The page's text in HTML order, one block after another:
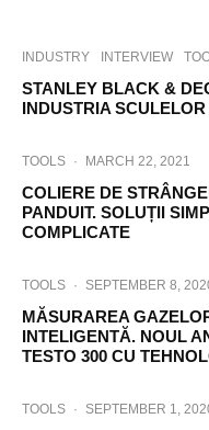
INDUSTRY INTERVIEW
STANLEY BLACK &
INDUSTRIA
TOOLS · MARCH 22, 2021
COLIERE DE
PANDUIT. SOLUȚII
COMPLICATE
TOOLS · SEPTEMBER 8,
MĂSURAREA
INTELIGENTĂ. NOUL
TESTO 300 CU
TOOLS · SEPTEMBER 1,